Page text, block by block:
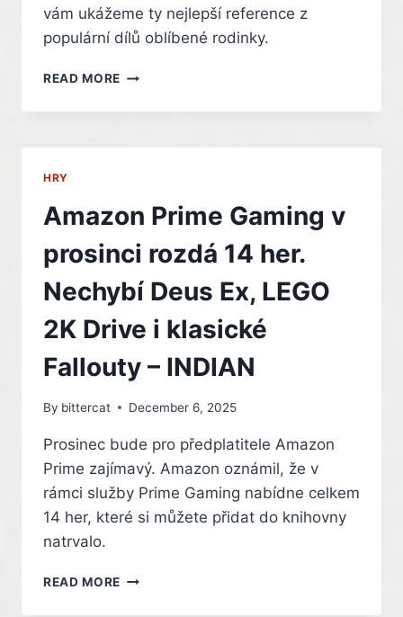
vám ukážeme ty nejlepší reference z
populární dílů oblíbené rodinky.
READ MORE SIMPSONOVI
FORTNITE?
EASTER
EGGŮ,
KTERÉ
JSTE
PŘEHLÉDLI!
INDIAN
HRY
Amazon Prime Gaming v
prosinci rozdá 14 her.
Nechybí Deus Ex, LEGO
2K Drive i klasické
Fallouty – INDIAN
By bittercat December 6, 2025
Prosinec bude pro předplatitele Amazon
Prime zajímavý. Amazon oznámil, že v
rámci služby Prime Gaming nabídne celkem
14 her, které si můžete přidat do knihovny
natrvalo.
READ MORE AMAZON